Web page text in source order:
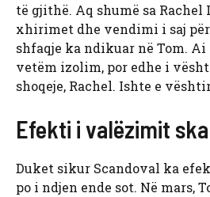
të gjithë. Aq shumë sa Rachel
xhirimet dhe vendimi i saj për
shfaqje ka ndikuar në Tom.
vetëm izolim, por edhe i
shoqeje, Rachel. Ishte e
Efekti i valëzimit
Duket sikur Scandoval ka
po i ndjen ende sot. Në mars,